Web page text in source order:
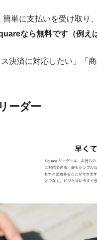
単に支払いを受け取り
なら無料です（例え
ス決済に対応したい」「
ーダー